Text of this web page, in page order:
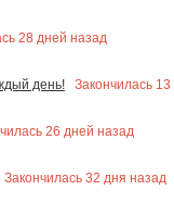
28 дней назад
день!
Закончилась 13
26 дней назад
Закончилась 32 дня назад